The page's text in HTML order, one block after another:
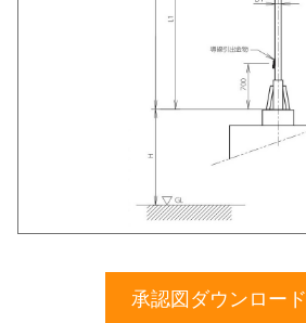
承認図ダウンロード